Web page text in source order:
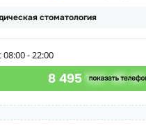
стоматология
08:00 - 22:00
8 495 123-45-67